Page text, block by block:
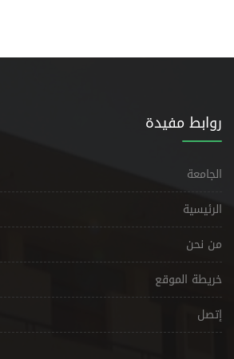
روابط مفيدة
الجامعة
الرئيسية
من نحن
خريطة الموقع
إتصل